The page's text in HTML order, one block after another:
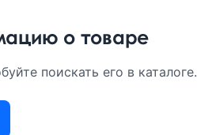
о товаре
поискать его в каталоге.